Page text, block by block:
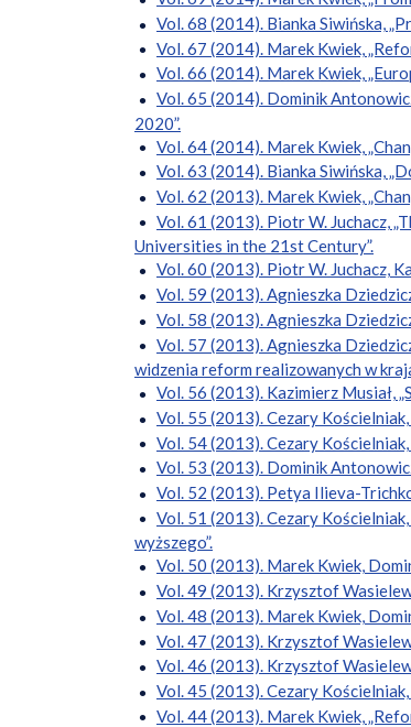
Vol. 68 (2014). Bianka Siwińska,
Vol. 67 (2014). Marek Kwiek,
Vol. 66 (2014). Marek Kwiek,
Vol. 65 (2014). Dominik
2020”.
Vol. 64 (2014). Marek Kwiek,
Vol. 63 (2014). Bianka Siwińska,
Vol. 62 (2013). Marek Kwiek,
Vol. 61 (2013). Piotr W. Juchacz,
Universities in the 21st Century”.
Vol. 60 (2013). Piotr W. Juchacz,
Vol. 59 (2013). Agnieszka
Vol. 58 (2013). Agnieszka
Vol. 57 (2013). Agnieszka
widzenia reform realizowanych w
Vol. 56 (2013). Kazimierz Musiał,
Vol. 55 (2013). Cezary
Vol. 54 (2013). Cezary
Vol. 53 (2013). Dominik
Vol. 52 (2013). Petya Ilieva-
Vol. 51 (2013). Cezary
wyższego”.
Vol. 50 (2013). Marek Kwiek,
Vol. 49 (2013). Krzysztof
Vol. 48 (2013). Marek Kwiek,
Vol. 47 (2013). Krzysztof
Vol. 46 (2013). Krzysztof
Vol. 45 (2013). Cezary
Vol. 44 (2013). Marek Kwiek,